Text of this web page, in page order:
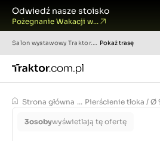
Odwiedź nasze stoisko
Pożegnanie Wakacji w...
Salon wystawowy Traktor.com.pl Pokaż trasę
Strona główna ... Pierścienie tłoka /
3osobywyświetlają tę ofertę